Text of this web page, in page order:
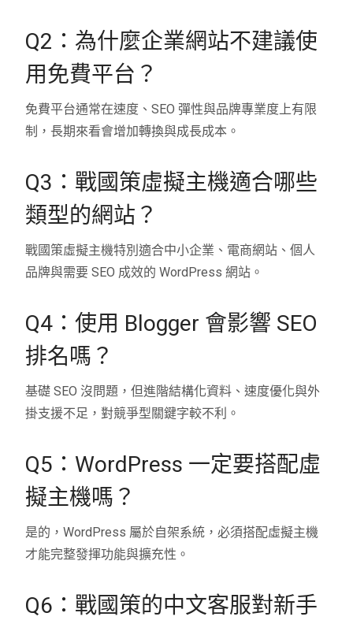
Q2：為什麼企業網站不建議使
用免費平台？
免費平台通常在速度、SEO 彈性與品牌專業度上有限
制，長期來看會增加轉換與成長成本。
Q3：戰國策虛擬主機適合哪些
類型的網站？
戰國策虛擬主機特別適合中小企業、電商網站、個人
品牌與需要 SEO 成效的 WordPress 網站。
Q4：使用 Blogger 會影響 SEO
排名嗎？
基礎 SEO 沒問題，但進階結構化資料、速度優化與外
掛支援不足，對競爭型關鍵字較不利。
Q5：WordPress 一定要搭配虛
擬主機嗎？
是的，WordPress 屬於自架系統，必須搭配虛擬主機
才能完整發揮功能與擴充性。
Q6：戰國策的中文客服對新手